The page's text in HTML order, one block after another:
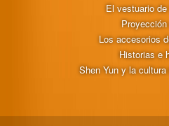
El vestuario de
Los accesorios
Historias e
Shen Yun y la